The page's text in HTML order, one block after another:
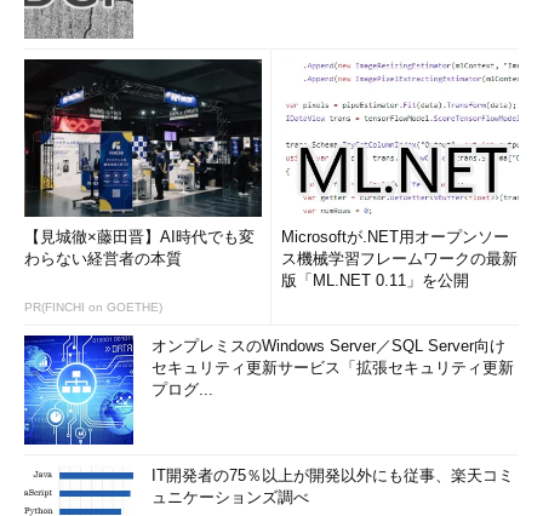
【見城徹×藤田晋】AI時代でも変
わらない経営者の本質
PR(FINCHI on GOETHE)
Microsoftが.NET用オープンソー
ス機械学習フレームワークの最新
版「ML.NET 0.11」を公開
オンプレミスのWindows Server／SQL Server向け
セキュリティ更新サービス「拡張セキュリティ更新
プログ...
IT開発者の75％以上が開発以外にも従事、楽天コミ
ュニケーションズ調べ